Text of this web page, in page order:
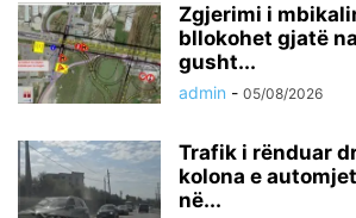
Zgjerimi i
bllokohet gjatë
gusht...
admin - 05/08/2026
Trafik i rënduar
kolona e
në...